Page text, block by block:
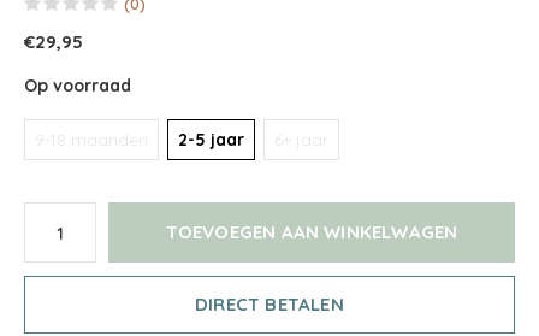
€29,95
Op voorraad
9-18 maanden 2-5 jaar 6+ jaar
TOEVOEGEN AAN WINKELWAGEN
DIRECT BETALEN